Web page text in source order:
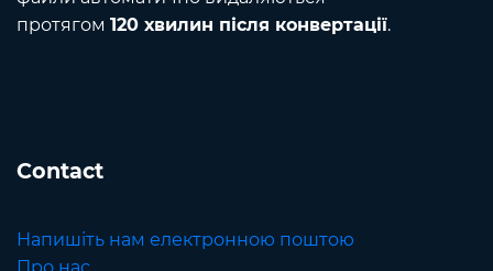
протягом 120 хвилин після конвертації.
Contact
Напишіть нам електронною поштою